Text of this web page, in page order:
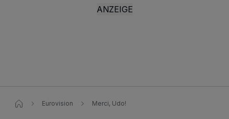
Eurovision Merci, Udo!